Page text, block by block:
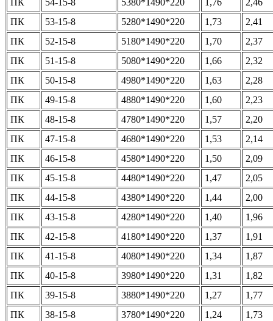
ПК
54-15-8 5380*1490*220 1,76
2,46
ПК
53-15-8 5280*1490*220 1,73
2,41
ПК
52-15-8 5180*1490*220 1,70
2,37
ПК
51-15-8 5080*1490*220 1,66
2,32
ПК
50-15-8 4980*1490*220 1,63
2,28
ПК
49-15-8 4880*1490*220 1,60
2,23
ПК
48-15-8 4780*1490*220 1,57
2,20
ПК
47-15-8 4680*1490*220 1,53
2,14
ПК
46-15-8 4580*1490*220 1,50
2,09
ПК
45-15-8 4480*1490*220 1,47
2,05
ПК
44-15-8 4380*1490*220 1,44
2,00
ПК
43-15-8 4280*1490*220 1,40
1,96
ПК
42-15-8 4180*1490*220 1,37
1,91
ПК
41-15-8 4080*1490*220 1,34
1,87
ПК
40-15-8 3980*1490*220 1,31
1,82
ПК
39-15-8 3880*1490*220 1,27
1,77
ПК
38-15-8 3780*1490*220 1,24
1,73